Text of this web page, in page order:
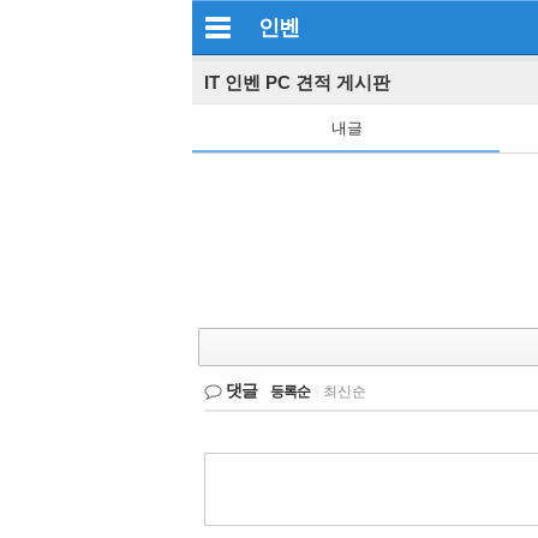
인벤
IT 인벤 PC 견적 게시판
내글
댓글 등록순 최신순